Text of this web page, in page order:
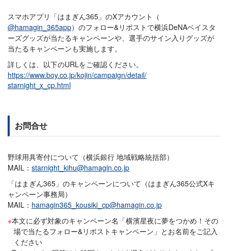
スマホアプリ「はまぎん365」のXアカウント（
@hamagin_365app）のフォロー&リポストで横浜DeNAベイスタ
ーズグッズが当たるキャンペーンや、選手のサイン入りグッズが
当たるキャンペーンも実施します。
詳しくは、以下のURLをご確認ください。
https://www.boy.co.jp/kojin/campaign/detail/
starnight_x_cp.html
お問合せ
野球用具寄付について（横浜銀行 地域戦略統括部）
MAIL： starnight_kihu@hamagin.co.jp
「はまぎん365」のキャンペーンについて（はまぎん365公式Xキ
ャンペーン事務局）
MAIL： hamagin365_kousiki_cp@hamagin.co.jp
本文に必ず対象のキャンペーン名「横濱星夜に夢をつかめ！その
場で当たるフォロー&リポストキャンペーン」とお名前をご記入
ください